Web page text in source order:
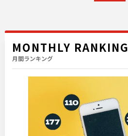
MONTHLY RANKING
月間ランキング